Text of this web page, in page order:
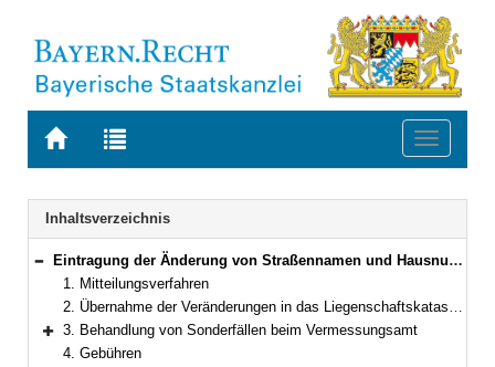
Zur
BAYERN.RECHT
Zur
letzten
Suche
Toggle
Navigation
Inhaltsverzeichnis
Bereich reduzieren
Eintragung der Änderung von Straßennamen und Hausnummern in das Liegenschaftskataster und in das Grundbuch
1. Mitteilungsverfahren
2. Übernahme der Veränderungen in das Liegenschaftskataster, das Grundbuch und das Grundbesitzkataster
Bereich erweitern
3. Behandlung von Sonderfällen beim Vermessungsamt
4. Gebühren